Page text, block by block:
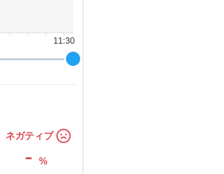
11:30
ネガティブ
-%